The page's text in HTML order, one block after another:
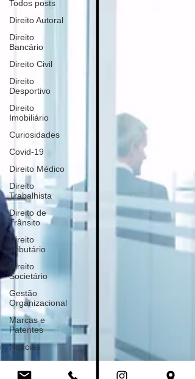
Todos posts
Direito Autoral
Direito
Bancário
Direito Civil
Direito
Desportivo
Direito
Imobiliário
Curiosidades
Covid-19
Direito Médico
Direito
Trabalhista
Direito de
Trânsito
Direito
Tributário
Direito
Societário
Gestão
Organizacional
Marcas e
Patentes
Notícias
LGPD